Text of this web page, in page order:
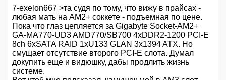
7-exelon667 >та судя по тому, что вижу в прайсах -
любая мать на АМ2+ соккете - подъемная по цене.
Пока что глаз цепляется за Gigabyte Socket-AM2+
GA-MA770-UD3 AMD770/SB700 4xDDR2-1200 PCI-E
8ch 6xSATA RAID 1xU133 GLAN 3x1394 ATX. Но
смущает отсутствие второго PCI-E слота. Думал
докупить еще и видюшку, дабы продлить жизнь
системе.